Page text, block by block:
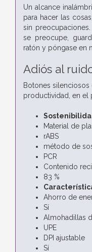
Un alcance
para hacer las
sin
se preocupe,
ratón y póngase en
Adiós al
Botones silenciosos
productividad, en el
Material de
rABS
método de
PCR
Contenido
83 %
Ahorro de
Sí
Almohadillas
UPE
DPI ajustable
Sí